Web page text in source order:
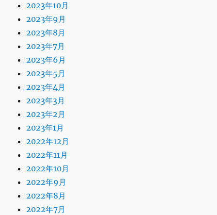
2023年10月
2023年9月
2023年8月
2023年7月
2023年6月
2023年5月
2023年4月
2023年3月
2023年2月
2023年1月
2022年12月
2022年11月
2022年10月
2022年9月
2022年8月
2022年7月